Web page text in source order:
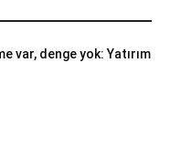
var, denge yok: Yatırım